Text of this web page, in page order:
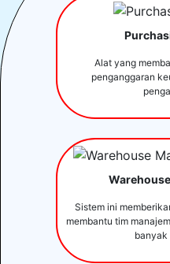
Alat yang
penganggaran
Sistem ini
membantu tim
banyak